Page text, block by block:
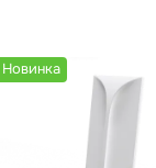
Новинка